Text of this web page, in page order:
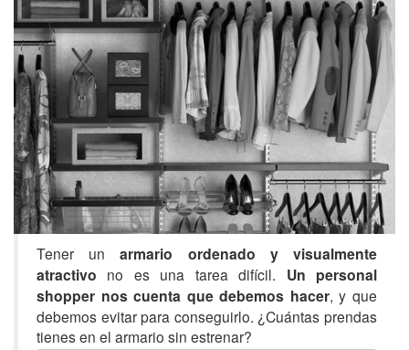
Tener unarmario ordenado y visualmente
atractivo no es una tarea difícil. Un personal
shopper nos cuenta que debemos hacer, y que
debemos evitar para conseguirlo. ¿Cuántas prendas
tienes en el armario sin estrenar?